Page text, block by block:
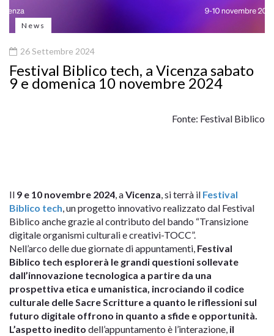
News
26 Settembre 2024
Festival Biblico tech, a Vicenza sabato
9 e domenica 10 novembre 2024
Fonte: Festival Biblico
Il 9 e 10 novembre 2024, aVicenza, si terrà il Festival
Biblico tech, un progetto innovativo realizzato dal Festival
Biblico anche grazie al contributo del bando “Transizione
digitale organismi culturali e creativi-TOCC”.
Nell’arco delle due giornate di appuntamenti, Festival
Biblico tech esplorerà le grandi questioni sollevate
dall’innovazione tecnologica a partire da una
prospettiva etica e umanistica, incrociando il codice
culturale delle Sacre Scritture a quanto le riflessioni sul
futuro digitale offrono in quanto a sfide e opportunità.
L’aspetto inedito dell’appuntamento è l’interazione, il